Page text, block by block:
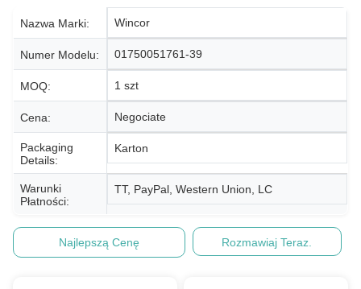
Nazwa Marki: Wincor
Numer Modelu: 01750051761-39
MOQ: 1 szt
Cena: Negociate
Packaging
Details:
Karton
Warunki
Płatności:
TT, PayPal, Western Union, LC
Najlepszą Cenę Rozmawiaj Teraz.